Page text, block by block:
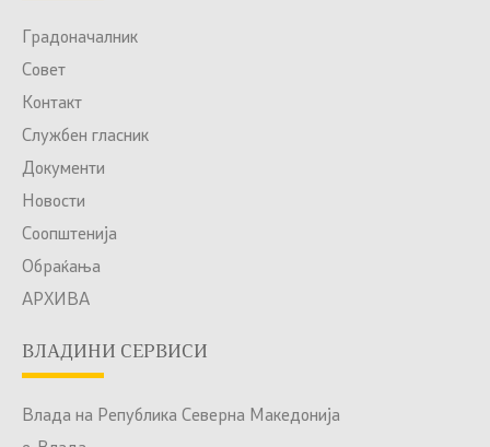
Градоначалник
Совет
Контакт
Службен гласник
Документи
Новости
Соопштенија
Обраќања
АРХИВА
ВЛАДИНИ СЕРВИСИ
Влада на Република Северна Македонија